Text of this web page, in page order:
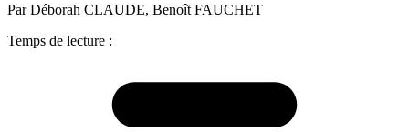
Par Déborah CLAUDE, Benoît FAUCHET
Temps de lecture :